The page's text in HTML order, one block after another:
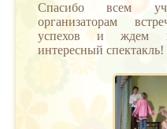
Спасибо всем
организаторам
успехов и ждем
интересный спектакль!